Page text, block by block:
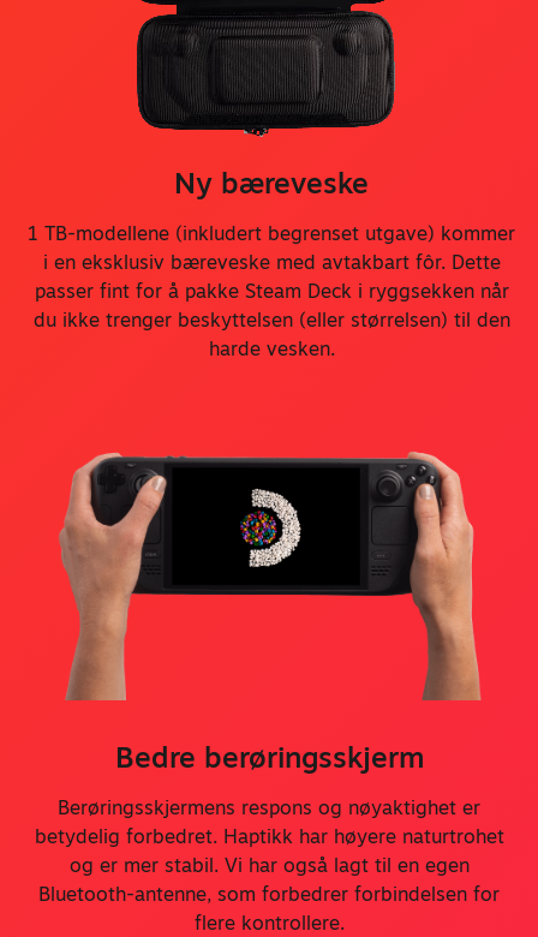
Ny bæreveske
1 TB-modellene (inkludert begrenset utgave) kommer
i en eksklusiv bæreveske med avtakbart fôr. Dette
passer fint for å pakke Steam Deck i ryggsekken når
du ikke trenger beskyttelsen (eller størrelsen) til den
harde vesken.
Bedre berøringsskjerm
Berøringsskjermens respons og nøyaktighet er
betydelig forbedret. Haptikk har høyere naturtrohet
og er mer stabil. Vi har også lagt til en egen
Bluetooth-antenne, som forbedrer forbindelsen for
flere kontrollere.